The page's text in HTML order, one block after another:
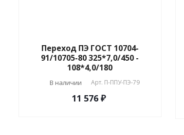
Переход ПЭ ГОСТ 10704-
91/10705-80 325*7,0/450 -
108*4,0/180
В наличии Арт. П-ППУ-ПЭ-79
11 576 ₽